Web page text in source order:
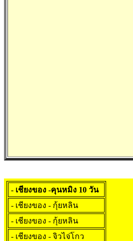
- เชียงของ -คุนหมิง 10 วัน
- เชียงของ - กุ้ยหลิน
- เชียงของ - กุ้ยหลิน
- เชียงของ - จิวไจ่โกว